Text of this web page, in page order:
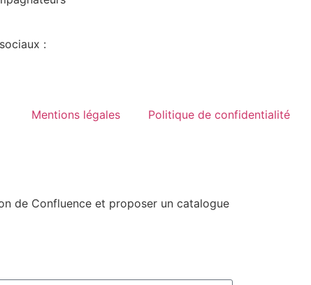
:
Mentions légales Politique de confidentialité
de Confluence et proposer un catalogue